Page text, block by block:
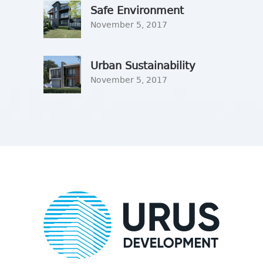
Safe Environment
November 5, 2017
Urban Sustainability
November 5, 2017